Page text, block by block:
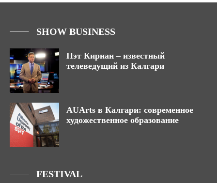
SHOW BUSINESS
Пэт Кирнан – известный
телеведущий из Калгари
AUArts в Калгари: современное
художественное образование
FESTIVAL